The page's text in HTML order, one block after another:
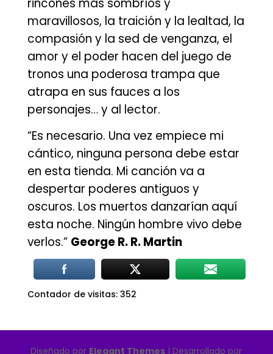
maravillosos, la traición y la lealtad, la
compasión y la sed de venganza, el
amor y el poder hacen del juego de
tronos una poderosa trampa que
atrapa en sus fauces a los
personajes… y al lector.
“Es necesario. Una vez empiece mi
cántico, ninguna persona debe estar
en esta tienda. Mi canción va a
despertar poderes antiguos y
oscuros. Los muertos danzarían aquí
esta noche. Ningún hombre vivo debe
verlos.” George R. R. Martin
Contador de visitas: 352
Diseñado por Elegant Themes | Desarrollado por